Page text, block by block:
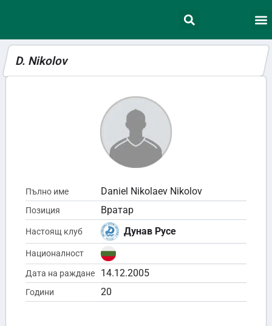
D. Nikolov
Пълно име Daniel Nikolaev Nikolov
Позиция Вратар
Настоящ клуб Дунав Русе
Националност
Дата на раждане 14.12.2005
Години 20